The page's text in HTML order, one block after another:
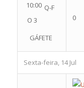
10:00 Q-F
O 3
GÁFETE
0
Sexta-feira, 14 Jul